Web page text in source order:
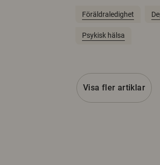
Föräldraledighet
Psykisk hälsa
Visa fler artiklar